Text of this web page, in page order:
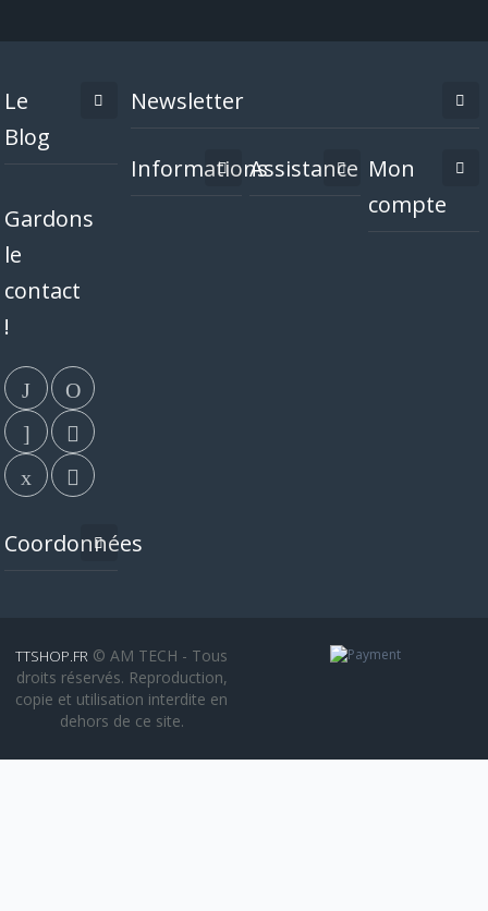
Le
Blog
Gardons
le
contact
!
Coordonnées
Newsletter
InformationsAssistance Mon
compte
TTSHOP.FR © AM TECH - Tous
droits réservés. Reproduction,
copie et utilisation interdite en
dehors de ce site.